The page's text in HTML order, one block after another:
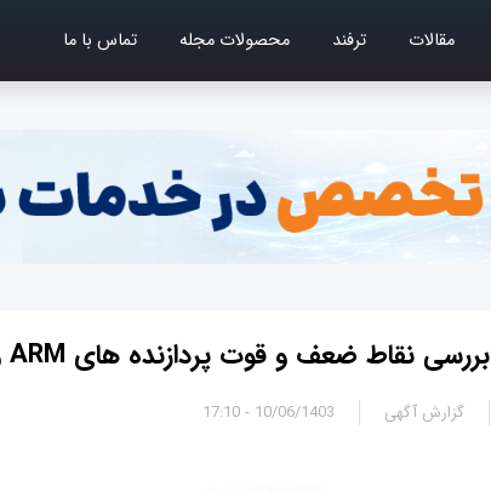
مقالات ترفند محصولات مجله تماس با ما
بررسی نقاط ضعف و قوت پردازنده های ARM و X86 از منظر امنیت
10/06/1403 - 17:10 گزارش آگهی